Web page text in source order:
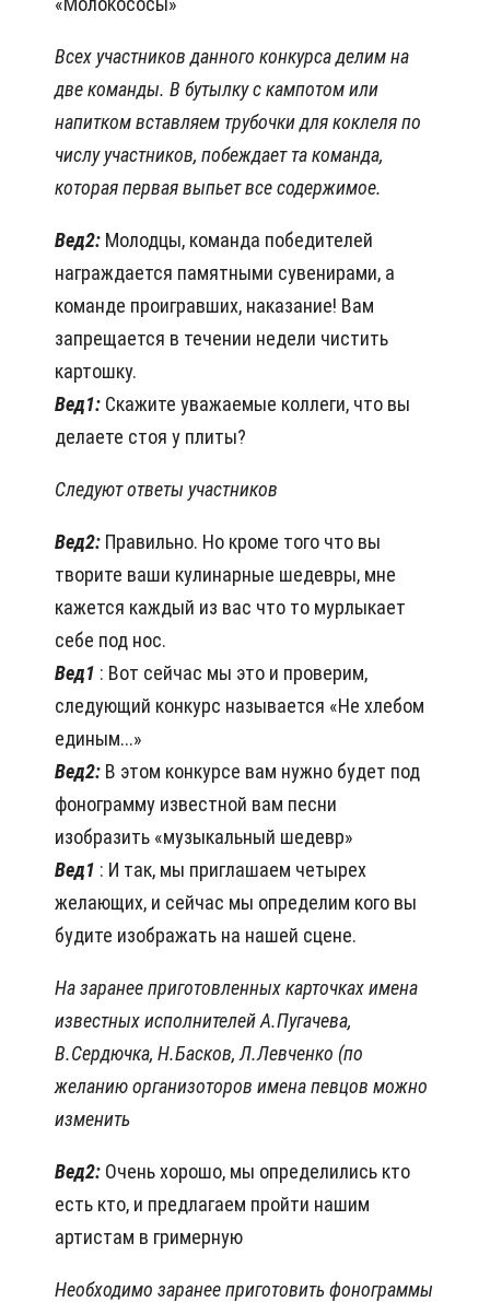
Всех участников данного конкурса делим на
две команды. В бутылку с кампотом или
напитком вставляем трубочки для коклеля по
числу участников, побеждает та команда,
которая первая выпьет все содержимое.
Вед2: Молодцы, команда победителей
награждается памятными сувенирами, а
команде проигравших, наказание! Вам
запрещается в течении недели чистить
картошку.
Вед1: Скажите уважаемые коллеги, что вы
делаете стоя у плиты?
Следуют ответы участников
Вед2: Правильно. Но кроме того что вы
творите ваши кулинарные шедевры, мне
кажется каждый из вас что то мурлыкает
себе под нос.
Вед1 : Вот сейчас мы это и проверим,
следующий конкурс называется «Не хлебом
единым...»
Вед2: В этом конкурсе вам нужно будет под
фонограмму известной вам песни
изобразить «музыкальный шедевр»
Вед1 : И так, мы приглашаем четырех
желающих, и сейчас мы определим кого вы
будите изображать на нашей сцене.
На заранее приготовленных карточках имена
известных исполнителей А.Пугачева,
В.Сердючка, Н.Басков, Л.Левченко (по
желанию организоторов имена певцов можно
изменить
Вед2: Очень хорошо, мы определились кто
есть кто, и предлагаем пройти нашим
артистам в гримерную
Необходимо заранее приготовить фонограммы